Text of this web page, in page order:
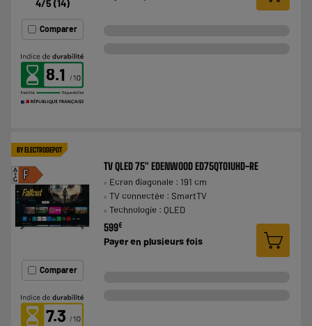
4/5 (14)
Comparer
8.1
BY ELECTRODEPOT
F
A
G
Comparer
7.3
TV QLED 75" EDENWOOD ED75QT01UHD-RE
Ecran diagonale : 191 cm
TV connectée : SmartTV
Technologie : QLED
599€
Payer en plusieurs fois